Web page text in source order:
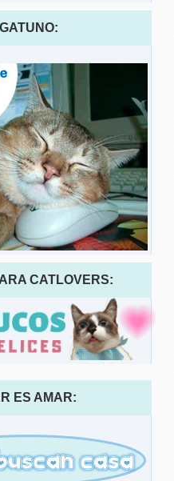
CATLOVERS:
ES AMAR: